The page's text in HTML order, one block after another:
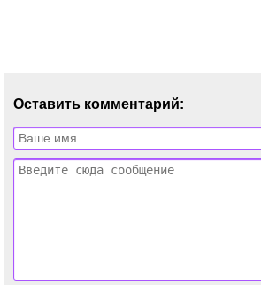
Оставить комментарий: